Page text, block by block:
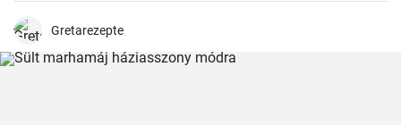
Gretarezepte